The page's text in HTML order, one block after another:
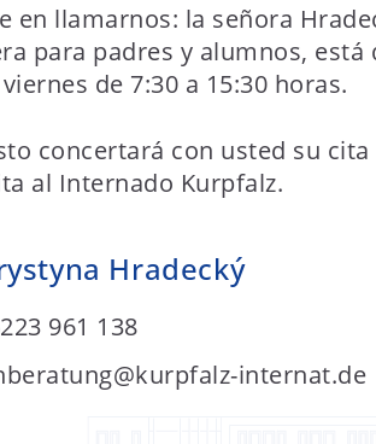
en llamarnos: la señora
para padres y alumnos, está
de 7:30 a 15:30 horas.
concertará con usted su
al Internado Kurpfalz.
Hradecký
961 138
@kurpfalz-internat.de